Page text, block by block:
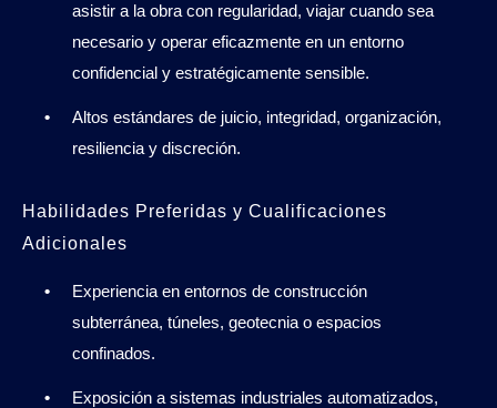
asistir a la obra con regularidad, viajar cuando sea
necesario y operar eficazmente en un entorno
confidencial y estratégicamente sensible.
Altos estándares de juicio, integridad, organización,
resiliencia y discreción.
Habilidades Preferidas y Cualificaciones
Adicionales
Experiencia en entornos de construcción
subterránea, túneles, geotecnia o espacios
confinados.
Exposición a sistemas industriales automatizados,